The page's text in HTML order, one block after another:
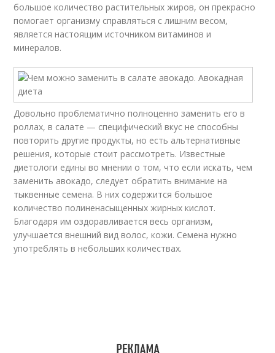
большое количество растительных жиров, он прекрасно
помогает организму справляться с лишним весом,
является настоящим источником витаминов и
минералов.
Довольно проблематично полноценно заменить его в
роллах, в салате — специфический вкус не способны
повторить другие продукты, но есть альтернативные
решения, которые стоит рассмотреть. Известные
диетологи едины во мнении о том, что если искать, чем
заменить авокадо, следует обратить внимание на
тыквенные семена. В них содержится большое
количество полиненасыщенных жирных кислот.
Благодаря им оздоравливается весь организм,
улучшается внешний вид волос, кожи. Семена нужно
употреблять в небольших количествах.